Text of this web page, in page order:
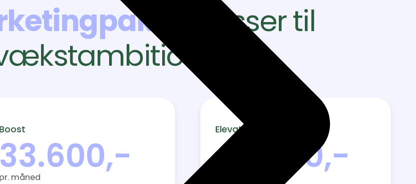
passer til
Boost
33.600,-
pr. måned
Elevate
49.350,-